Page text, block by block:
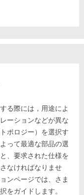
る際には，用途によ
ーションなどが異な
ポロジー）を選択す
って最適な部品の選
、要求された仕様を
なければなりませ
ンページでは、さま
をガイドします。